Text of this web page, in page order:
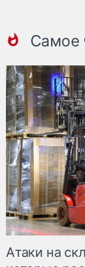
Самое
Атаки на